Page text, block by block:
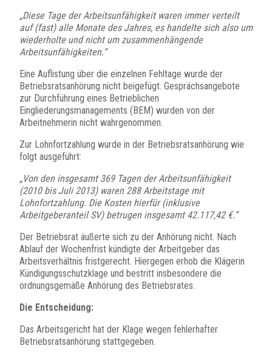
„Diese Tage der Arbeitsunfähigkeit waren immer verteilt
auf (fast) alle Monate des Jahres, es handelte sich also um
wiederholte und nicht um zusammenhängende
Arbeitsunfähigkeiten.“
Eine Auflistung über die einzelnen Fehltage wurde der
Betriebsratsanhörung nicht beigefügt. Gesprächsangebote
zur Durchführung eines Betrieblichen
Eingliederungsmanagements (BEM) wurden von der
Arbeitnehmerin nicht wahrgenommen.
Zur Lohnfortzahlung wurde in der Betriebsratsanhörung wie
folgt ausgeführt:
„Von den insgesamt 369 Tagen der Arbeitsunfähigkeit
(2010 bis Juli 2013) waren 288 Arbeitstage mit
Lohnfortzahlung. Die Kosten hierfür (inklusive
Arbeitgeberanteil SV) betrugen insgesamt 42.117,42 €.“
Der Betriebsrat äußerte sich zu der Anhörung nicht. Nach
Ablauf der Wochenfrist kündigte der Arbeitgeber das
Arbeitsverhältnis fristgerecht. Hiergegen erhob die Klägerin
Kündigungsschutzklage und bestritt insbesondere die
ordnungsgemäße Anhörung des Betriebsrates.
Die Entscheidung:
Das Arbeitsgericht hat der Klage wegen fehlerhafter
Betriebsratsanhörung stattgegeben.